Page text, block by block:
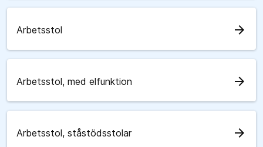
Arbetsstol arrow_forward
Arbetsstol, med elfunktion arrow_forward
Arbetsstol, ståstödsstolar arrow_forward